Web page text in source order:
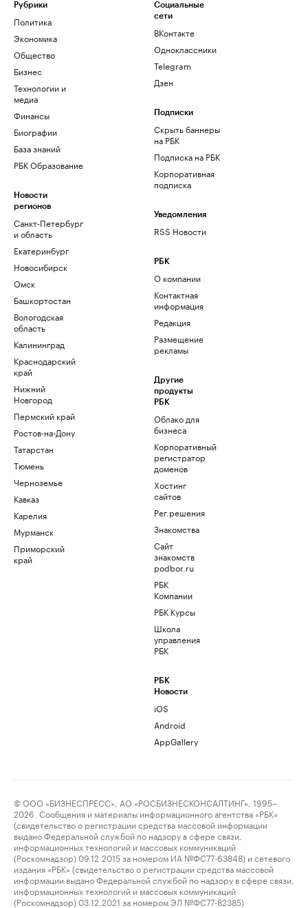
Рубрики
Политика
Экономика
Общество
Бизнес
Технологии и
медиа
Финансы
Биографии
База знаний
РБК Образование
Новости
регионов
Санкт-Петербург
и область
Екатеринбург
Новосибирск
Омск
Башкортостан
Вологодская
область
Калининград
Краснодарский
край
Нижний
Новгород
Пермский край
Ростов-на-Дону
Татарстан
Тюмень
Черноземье
Кавказ
Карелия
Мурманск
Приморский
край
Социальные
сети
ВКонтакте
Одноклассники
Telegram
Дзен
Подписки
Скрыть баннеры
на РБК
Подписка на РБК
Корпоративная
подписка
Уведомления
RSS Новости
РБК
О компании
Контактная
информация
Редакция
Размещение
рекламы
Другие
продукты
РБК
Облако для
бизнеса
Корпоративный
регистратор
доменов
Хостинг
сайтов
Рег.решения
Знакомства
Сайт
знакомств
podbor.ru
РБК
Компании
РБК Курсы
Школа
управления
РБК
РБК
Новости
iOS
Android
AppGallery
© ООО «БИЗНЕСПРЕСС», АО «РОСБИЗНЕСКОНСАЛТИНГ», 1995–
2026. Сообщения и материалы информационного агентства «РБК»
(свидетельство о регистрации средства массовой информации
выдано Федеральной службой по надзору в сфере связи,
информационных технологий и массовых коммуникаций
(Роскомнадзор) 09.12.2015 за номером ИА №ФС77-63848) и сетевого
издания «РБК» (свидетельство о регистрации средства массовой
информации выдано Федеральной службой по надзору в сфере связи,
информационных технологий и массовых коммуникаций
(Роскомнадзор) 03.12.2021 за номером ЭЛ №ФС77-82385)